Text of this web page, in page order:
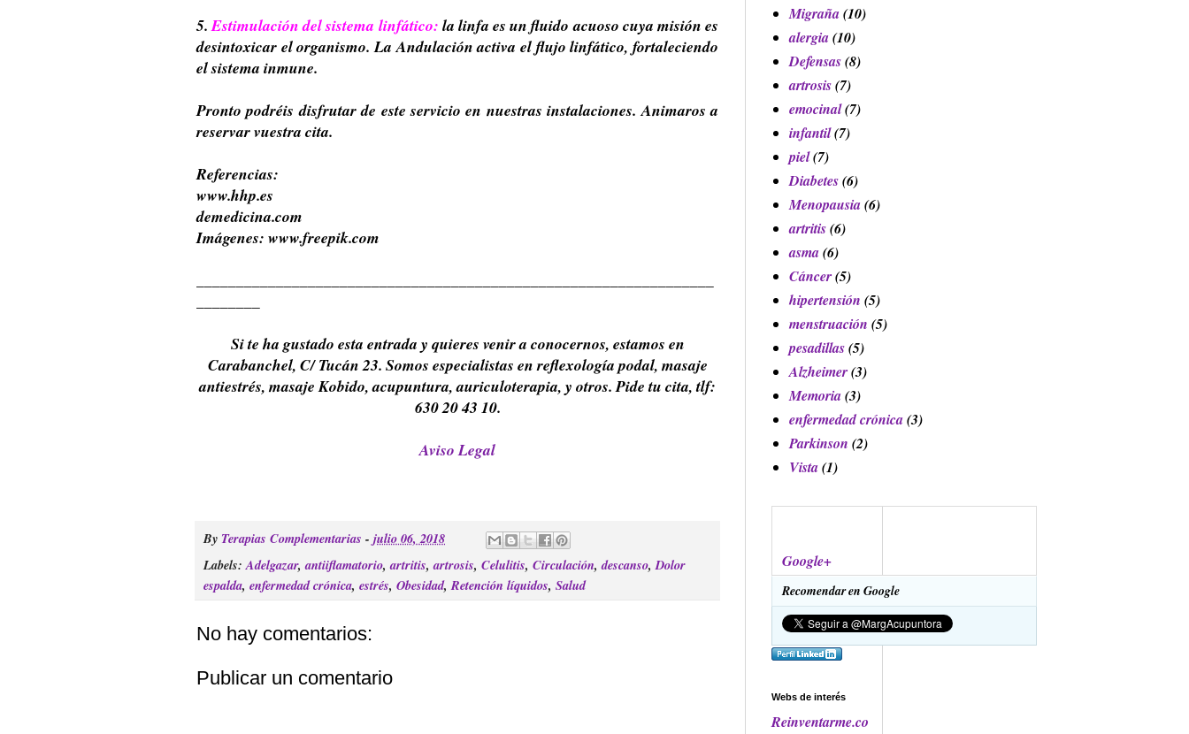
5. Estimulación del sistema linfático: la linfa es un fluido acuoso cuya misión es
desintoxicar el organismo. La Andulación activa el flujo linfático, fortaleciendo
el sistema inmune.
Pronto podréis disfrutar de este servicio en nuestras instalaciones. Animaros a
reservar vuestra cita.
Referencias:
www.hhp.es
demedicina.com
Imágenes: www.freepik.com
Si te ha gustado esta entrada y quieres venir a conocernos, estamos en
Carabanchel, C/ Tucán 23. Somos especialistas en reflexología podal, masaje
antiestrés, masaje Kobido, acupuntura, auriculoterapia, y otros. Pide tu cita, tlf:
630 20 43 10.
Aviso Legal
By Terapias Complementarias - julio 06, 2018
Labels:Adelgazar,antiiflamatorio,artritis,artrosis, Celulitis, Circulación,descanso,Dolor
espalda, enfermedad crónica, estrés, Obesidad,Retención líquidos, Salud
No hay comentarios:
Publicar un comentario
Migraña(10)
alergia(10)
Defensas(8)
artrosis(7)
emocinal(7)
infantil(7)
piel(7)
Diabetes(6)
Menopausia(6)
artritis(6)
asma(6)
Cáncer(5)
hipertensión (5)
menstruación (5)
pesadillas(5)
Alzheimer(3)
Memoria(3)
enfermedad crónica(3)
Parkinson (2)
Vista(1)
Google+
Recomendar en Google
Webs de interés
Reinventarme.co